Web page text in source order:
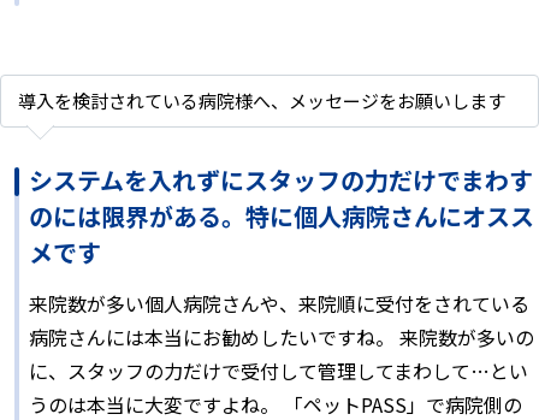
導入を検討されている病院様へ、メッセージをお願いします
システムを入れずにスタッフの力だけでまわす
のには限界がある。特に個人病院さんにオスス
メです
来院数が多い個人病院さんや、来院順に受付をされている
病院さんには本当にお勧めしたいですね。 来院数が多いの
に、スタッフの力だけで受付して管理してまわして…とい
うのは本当に大変ですよね。 「ペットPASS」で病院側の